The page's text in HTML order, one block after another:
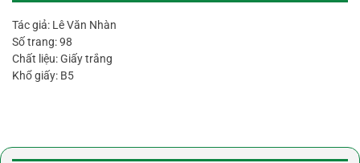
Tác giả: Lê Văn Nhàn
Số trang: 98
Chất liệu: Giấy trắng
Khổ giấy: B5